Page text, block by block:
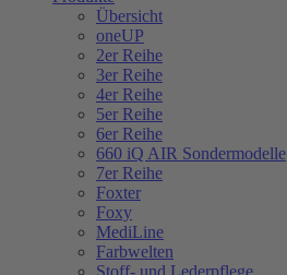
Übersicht
oneUP
2er Reihe
3er Reihe
4er Reihe
5er Reihe
6er Reihe
660 iQ AIR Sondermodelle
7er Reihe
Foxter
Foxy
MediLine
Farbwelten
Stoff- und Lederpflege